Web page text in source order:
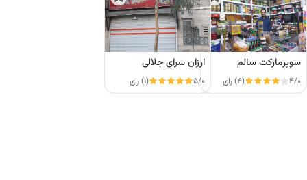
سوپرمارکت سالم
4/0 (4) رای
ارزان سرای جلالی
5/0 (1) رای